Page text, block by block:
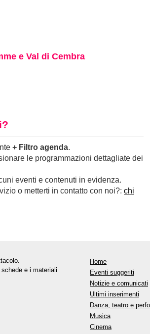
e Val di Cembra
+ Filtro agenda.
le programmazioni dettagliate dei
eventi e contenuti in evidenza.
o metterti in contatto con noi?: chi
e i materiali
Home
Eventi suggeriti
Notizie e comunicati
Ultimi inserimenti
Danza, teatro e
Musica
Cinema